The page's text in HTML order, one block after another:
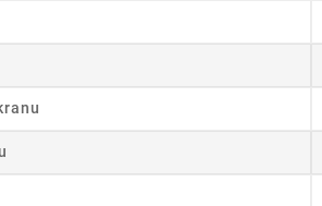
Anuluj Utwórz listę życzeń